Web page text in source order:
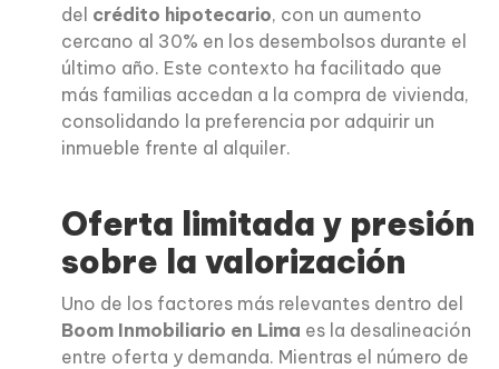
del crédito hipotecario, con un aumento
cercano al 30% en los desembolsos durante el
último año. Este contexto ha facilitado que
más familias accedan a la compra de vivienda,
consolidando la preferencia por adquirir un
inmueble frente al alquiler.
Oferta limitada y presión
sobre la valorización
Uno de los factores más relevantes dentro del
Boom Inmobiliario en Lima es la desalineación
entre oferta y demanda. Mientras el número de